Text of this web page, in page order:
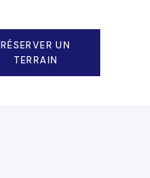
RÉSERVER UN
TERRAIN